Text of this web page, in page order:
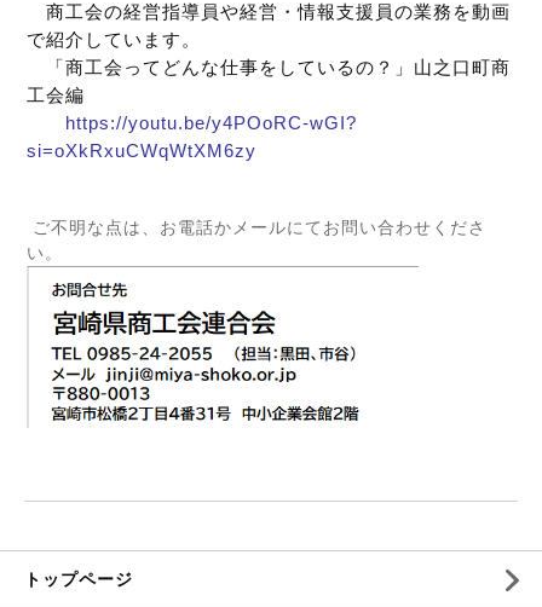
商工会の経営指導員や経営・情報支援員の業務を動画
で紹介しています。
「商工会ってどんな仕事をしているの？」山之口町商
工会編
https://youtu.be/y4POoRC-wGI?
si=oXkRxuCWqWtXM6zy
ご不明な点は、お電話かメールにてお問い合わせくださ
い。
トップページ